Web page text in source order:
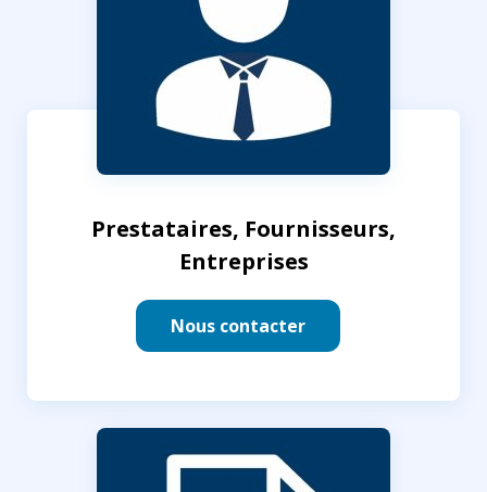
Prestataires, Fournisseurs,
Entreprises
Nous contacter